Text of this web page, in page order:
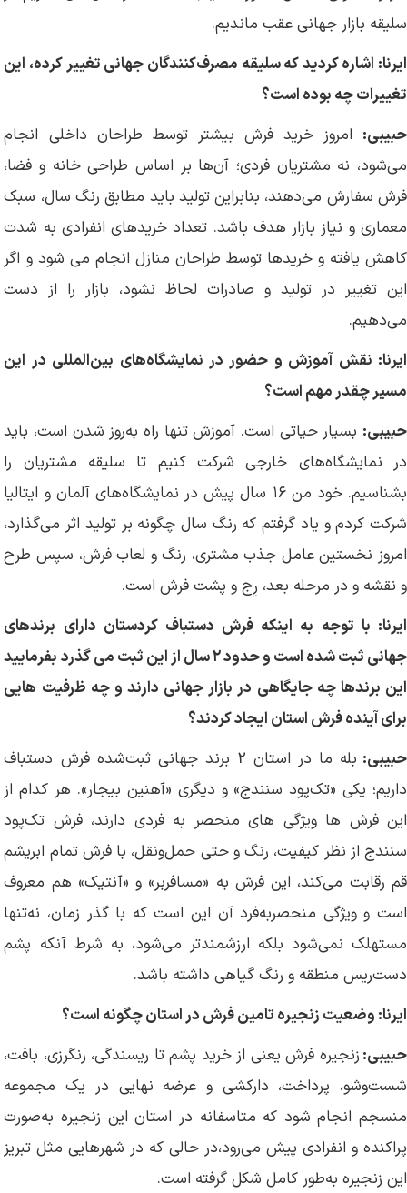
سلیقه بازار جهانی عقب ماندیم.
ایرنا: اشاره کردید که سلیقه مصرف‌کنندگان جهانی تغییر کرده، این
تغییرات چه بوده است؟
حبیبی: امروز خرید فرش بیشتر توسط طراحان داخلی انجام
می‌شود، نه مشتریان فردی؛ آن‌ها بر اساس طراحی خانه و فضا،
فرش سفارش می‌دهند، بنابراین تولید باید مطابق رنگ سال، سبک
معماری و نیاز بازار هدف باشد. تعداد خریدهای انفرادی به‌ شدت
کاهش یافته و خریدها توسط طراحان منازل انجام می شود و اگر
این تغییر در تولید و صادرات لحاظ نشود، بازار را از دست
می‌دهیم.
ایرنا: نقش آموزش و حضور در نمایشگاه‌های بین‌المللی در این
مسیر چقدر مهم است؟
حبیبی: بسیار حیاتی است. آموزش تنها راه به‌روز شدن است، باید
در نمایشگاه‌های خارجی شرکت کنیم تا سلیقه مشتریان را
بشناسیم. خود من ۱۶ سال پیش در نمایشگاه‌های آلمان و ایتالیا
شرکت کردم و یاد گرفتم که رنگ سال چگونه بر تولید اثر می‌گذارد،
امروز نخستین عامل جذب مشتری، رنگ و لعاب فرش، سپس طرح
و نقشه و در مرحله بعد، رِج و پشت فرش است.
ایرنا: با توجه به اینکه فرش دستباف کردستان دارای برندهای
جهانی ثبت شده است و حدود ۲ سال از این ثبت می گذرد بفرمایید
این برندها چه جایگاهی در بازار جهانی دارند و چه ظرفیت هایی
برای آینده فرش استان ایجاد کردند؟
حبیبی:
بله ما در استان 2 برند جهانی ثبت‌شده فرش دستباف
داریم؛ یکی «تک‌پود سنندج» و دیگری «آهنین بیجار». هر کدام از
این فرش ها ویژگی های منحصر به فردی دارند، فرش تک‌پود
سنندج از نظر کیفیت، رنگ و حتی حمل‌ونقل، با فرش تمام ابریشم
قم رقابت می‌کند، این فرش به «مسافربر» و «آنتیک» هم معروف
است و ویژگی منحصربه‌فرد آن این است که با گذر زمان، نه‌تنها
مستهلک نمی‌شود بلکه ارزشمندتر می‌شود، به شرط آنکه پشم
دست‌ریس منطقه و رنگ گیاهی داشته باشد.
ایرنا: وضعیت زنجیره تامین فرش در استان چگونه است؟
حبیبی:زنجیره فرش یعنی از خرید پشم تا ریسندگی، رنگرزی، بافت،
شست‌وشو، پرداخت، دارکشی و عرضه نهایی در یک مجموعه
منسجم انجام شود که متاسفانه در استان این زنجیره به‌صورت
پراکنده و انفرادی پیش می‌رود،در حالی که در شهرهایی مثل تبریز
این زنجیره به‌طور کامل شکل گرفته است.